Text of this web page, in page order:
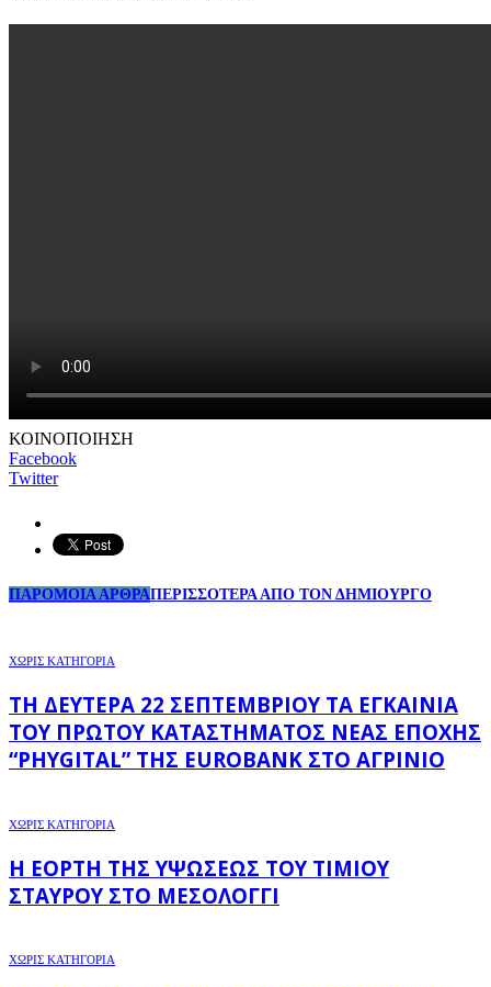
ΚΟΙΝΟΠΟΙΗΣΗ
Facebook
Twitter
ΠΑΡΟΜΟΙΑ ΑΡΘΡΑΠΕΡΙΣΣΟΤΕΡΑ ΑΠΟ ΤΟΝ ΔΗΜΙΟΥΡΓΟ
ΧΩΡΊΣ ΚΑΤΗΓΟΡΊΑ
ΤΗ ΔΕΥΤΈΡΑ 22 ΣΕΠΤΕΜΒΡΊΟΥ ΤΑ ΕΓΚΑΊΝΙΑ
ΤΟΥ ΠΡΏΤΟΥ ΚΑΤΑΣΤΉΜΑΤΟΣ ΝΈΑΣ ΕΠΟΧΉΣ
“PHYGITAL” ΤΗΣ EUROBANK ΣΤΟ ΑΓΡΊΝΙΟ
ΧΩΡΊΣ ΚΑΤΗΓΟΡΊΑ
Η ΕΟΡΤΉ ΤΗΣ ΥΨΏΣΕΩΣ ΤΟΥ ΤΙΜΊΟΥ
ΣΤΑΥΡΟΎ ΣΤΟ ΜΕΣΟΛΌΓΓΙ
ΧΩΡΊΣ ΚΑΤΗΓΟΡΊΑ